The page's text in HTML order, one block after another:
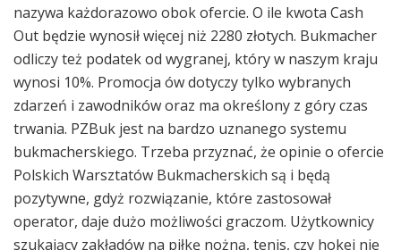
nazywa każdorazowo obok ofercie. O ile kwota Cash
Out będzie wynosił więcej niż 2280 złotych. Bukmacher
odliczy też podatek od wygranej, który w naszym kraju
wynosi 10%. Promocja ów dotyczy tylko wybranych
zdarzeń i zawodników oraz ma określony z góry czas
trwania. PZBuk jest na bardzo uznanego systemu
bukmacherskiego. Trzeba przyznać, że opinie o ofercie
Polskich Warsztatów Bukmacherskich są i będą
pozytywne, gdyż rozwiązanie, które zastosował
operator, daje dużo możliwości graczom. Użytkownicy
szukający zakładów na piłkę nożną, tenis, czy hokej nie